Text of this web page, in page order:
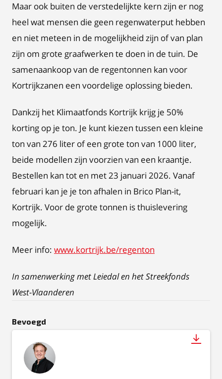
Maar ook buiten de verstedelijkte kern zijn er nog
heel wat mensen die geen regenwaterput hebben
en niet meteen in de mogelijkheid zijn of van plan
zijn om grote graafwerken te doen in de tuin. De
samenaankoop van de regentonnen kan voor
Kortrijkzanen een voordelige oplossing bieden.
Dankzij het Klimaatfonds Kortrijk krijg je 50%
korting op je ton. Je kunt kiezen tussen een kleine
ton van 276 liter of een grote ton van 1000 liter,
beide modellen zijn voorzien van een kraantje.
Bestellen kan tot en met 23 januari 2026. Vanaf
februari kan je je ton afhalen in Brico Plan-it,
Kortrijk. Voor de grote tonnen is thuislevering
mogelijk.
Meer info: www.kortrijk.be/regenton
In samenwerking met Leiedal en het Streekfonds
West-Vlaanderen
Bevoegd